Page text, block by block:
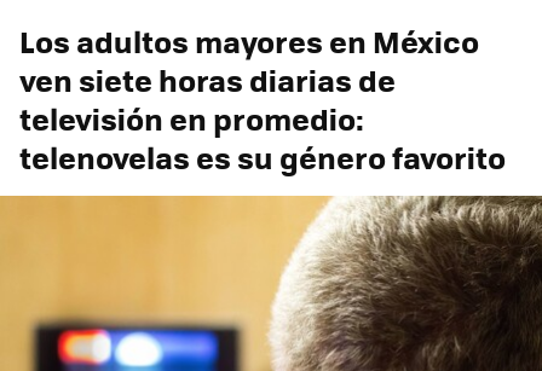
Los adultos mayores en México
ven siete horas diarias de
televisión en promedio:
telenovelas es su género favorito